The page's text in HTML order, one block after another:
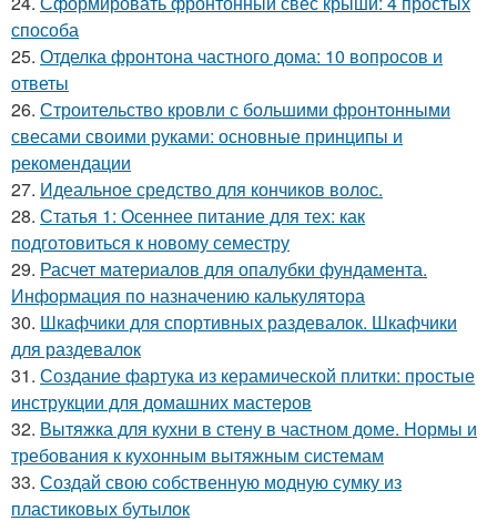
способа
25. Отделка фронтона частного дома: 10 вопросов и
ответы
26. Строительство кровли с большими фронтонными
свесами своими руками: основные принципы и
рекомендации
27. Идеальное средство для кончиков волос.
28. Статья 1: Осеннее питание для тех: как
подготовиться к новому семестру
29. Расчет материалов для опалубки фундамента.
Информация по назначению калькулятора
30. Шкафчики для спортивных раздевалок. Шкафчики
для раздевалок
31. Создание фартука из керамической плитки: простые
инструкции для домашних мастеров
32. Вытяжка для кухни в стену в частном доме. Нормы и
требования к кухонным вытяжным системам
33. Создай свою собственную модную сумку из
пластиковых бутылок